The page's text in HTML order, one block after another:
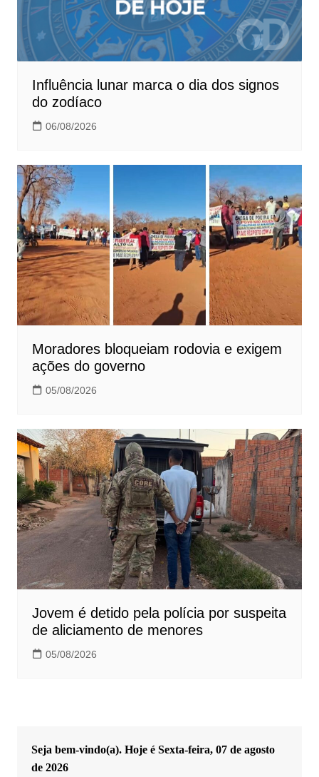
Influência lunar marca o dia dos signos
do zodíaco
06/08/2026
Moradores bloqueiam rodovia e exigem
ações do governo
05/08/2026
Jovem é detido pela polícia por suspeita
de aliciamento de menores
05/08/2026
Seja bem-vindo(a). Hoje é Sexta-feira, 07 de agosto
de 2026